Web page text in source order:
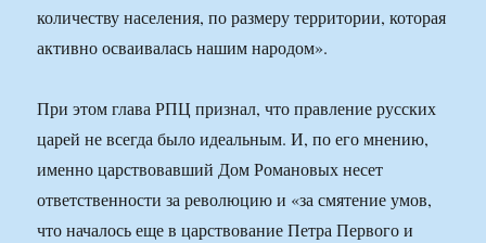
количеству населения, по размеру территории, которая
активно осваивалась нашим народом».
При этом глава РПЦ признал, что правление русских
царей не всегда было идеальным. И, по его мнению,
именно царствовавший Дом Романовых несет
ответственности за революцию и «за смятение умов,
что началось еще в царствование Петра Первого и